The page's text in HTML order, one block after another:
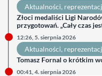
Aktualności,
Złoci medaliści Ligi
przygotowań. „Cały czas
12:26, 5. sierpnia 2026
Aktualności,
Tomasz Fornal o krótkim
00:41, 4. sierpnia 2026